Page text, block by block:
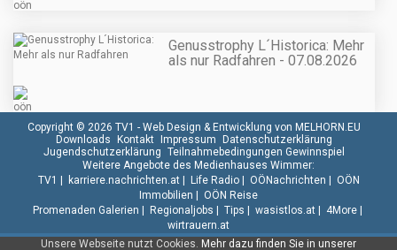
Genusstrophy L´Historica: Mehr
als nur Radfahren - 07.08.2026
Unsere Webseite nutzt Cookies. Mehr dazu finden Sie in unserer
Copyright © 2026 TV1 - Web Design & Entwicklung von MELHORN.EU
Downloads Kontakt Impressum Datenschutzerklärung
Jugendschutzerklärung Teilnahmebedingungen Gewinnspiel
Weitere Angebote des Medienhauses Wimmer:
TV1 | karriere.nachrichten.at| Life Radio| OÖNachrichten | OÖN
Immobilien | OÖN Reise
Promenaden Galerien | Regionaljobs | Tips | wasistlos.at| 4More|
wirtrauern.at